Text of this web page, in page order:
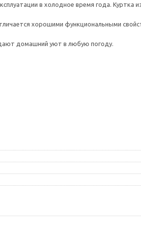
в холодное время года. Куртка
хорошими функциональными
домашний уют в любую погоду.